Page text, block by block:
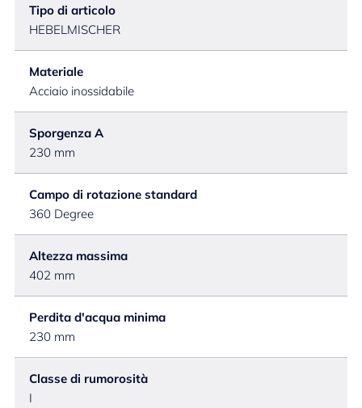
Tipo di articolo
HEBELMISCHER
Materiale
Acciaio inossidabile
Sporgenza A
230 mm
Campo di rotazione standard
360 Degree
Altezza massima
402 mm
Perdita d'acqua minima
230 mm
Classe di rumorosità
I